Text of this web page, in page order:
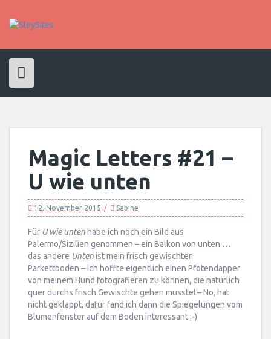
content
Magic Letters #21 –
U wie unten
12. November 2015 Sabine
Für U wie unten habe ich noch ein Bild aus
Palermo/Sizilien genommen – ein Balkon von unten …
das andere Untenist mein frisch gewischter
Parkettboden – ich hoffte eigentlich einen Pfotendapper
von meinem Hund fotografieren zu können, die natürlich
quer durchs frisch Gewischte gehen musste! – No, hat
nicht geklappt, dafür fand ich dann die Spiegelungen vom
Blumenfenster auf dem Boden interessant ;-)